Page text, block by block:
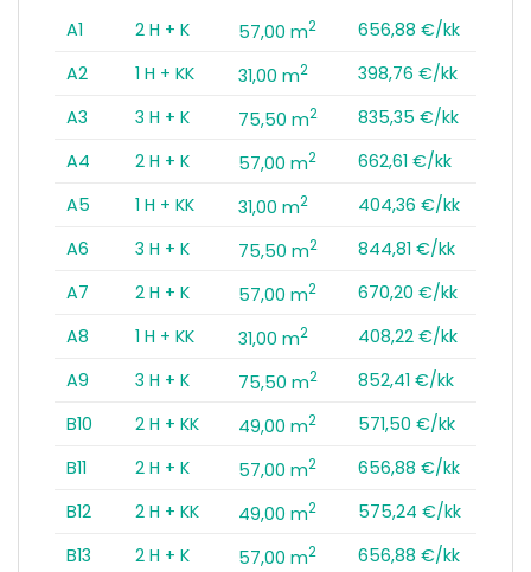
A1 2 H + K 57,00 m2
656,88 €/kk
A2
1 H + KK 31,00 m2
398,76 €/kk
A3
3 H + K 75,50 m2
835,35 €/kk
A4
2 H + K 57,00 m2
662,61 €/kk
A5
1 H + KK 31,00 m2
404,36 €/kk
A6
3 H + K 75,50 m2
844,81 €/kk
A7
2 H + K 57,00 m2
670,20 €/kk
A8
1 H + KK 31,00 m2
408,22 €/kk
A9
3 H + K 75,50 m2
852,41 €/kk
B10
2 H + KK 49,00 m2
571,50 €/kk
B11
2 H + K 57,00 m2
656,88 €/kk
B12
2 H + KK 49,00 m2
575,24 €/kk
B13
2 H + K 57,00 m2
656,88 €/kk